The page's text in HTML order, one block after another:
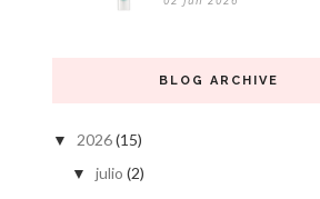
BLOG ARCHIVE
▼ 2026(15)
▼ julio (2)